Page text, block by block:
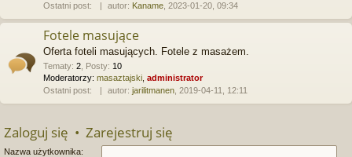
Ostatni post:
autor: Kaname , 2023-01-20, 09:34
Fotele masujące
Oferta foteli masujących. Fotele z masażem.
Tematy: 2 Posty: 10
Moderatorzy: masaztajski administrator
Ostatni post:
autor: jarilitmanen , 2019-04-11, 12:11
Zaloguj się • Zarejestruj się
Nazwa użytkownika: